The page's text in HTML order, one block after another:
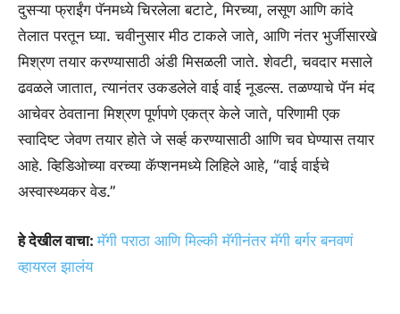
दुसऱ्या फ्राईंग पॅनमध्ये चिरलेला बटाटे, मिरच्या, लसूण आणि कांदे
तेलात परतून घ्या. चवीनुसार मीठ टाकले जाते, आणि नंतर भुर्जीसारखे
मिश्रण तयार करण्यासाठी अंडी मिसळली जाते. शेवटी, चवदार मसाले
ढवळले जातात, त्यानंतर उकडलेले वाई वाई नूडल्स. तळण्याचे पॅन मंद
आचेवर ठेवताना मिश्रण पूर्णपणे एकत्र केले जाते, परिणामी एक
स्वादिष्ट जेवण तयार होते जे सर्व्ह करण्यासाठी आणि चव घेण्यास तयार
आहे. व्हिडिओच्या वरच्या कॅप्शनमध्ये लिहिले आहे, “वाई वाईचे
अस्वास्थ्यकर वेड.”
हे देखील वाचा:मॅगी पराठा आणि मिल्की मॅगीनंतर मॅगी बर्गर बनवणं
व्हायरल झालंय